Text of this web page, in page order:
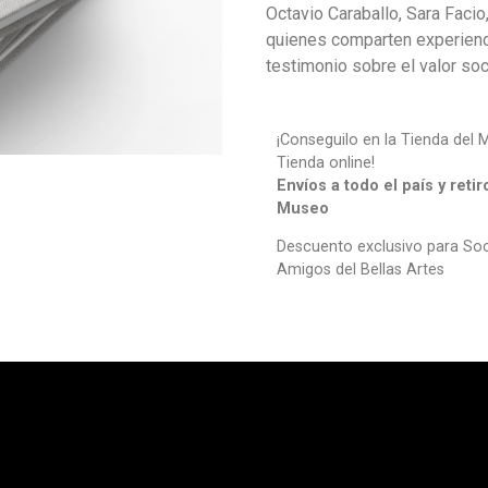
Octavio Caraballo, Sara
quienes comparten
testimonio sobre el valor
¡Conseguilo en la Tienda del
Tienda online!
Envíos a todo el país y
Museo
Descuento exclusivo para
Amigos del Bellas Artes